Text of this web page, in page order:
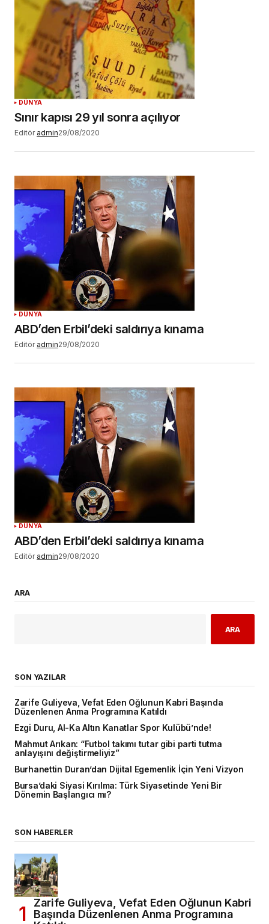
DÜNYA
Sınır kapısı 29 yıl sonra açılıyor
Editör admin29/08/2020
DÜNYA
ABD’den Erbil’deki saldırıya kınama
Editör admin29/08/2020
DÜNYA
ABD’den Erbil’deki saldırıya kınama
Editör admin29/08/2020
ARA
ARA
SON YAZILAR
Zarife Guliyeva, Vefat Eden Oğlunun Kabri Başında
Düzenlenen Anma Programına Katıldı
Ezgi Duru, Al-Ka Altın Kanatlar Spor Kulübü’nde!
Mahmut Arıkan: “Futbol takımı tutar gibi parti tutma
anlayışını değiştirmeliyiz”
Burhanettin Duran’dan Dijital Egemenlik İçin Yeni Vizyon
Bursa’daki Siyasi Kırılma: Türk Siyasetinde Yeni Bir
Dönemin Başlangıcı mı?
SON HABERLER
Zarife Guliyeva, Vefat Eden Oğlunun Kabri
Başında Düzenlenen Anma Programına